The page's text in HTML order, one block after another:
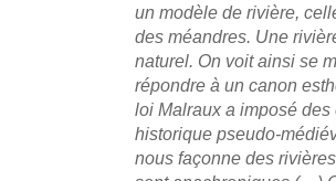
un modèle de rivière,
des méandres. Une
naturel. On voit ainsi se
répondre à un canon
loi Malraux a imposé
historique pseudo-
nous façonne des